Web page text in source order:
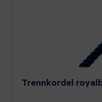
Trennkordel